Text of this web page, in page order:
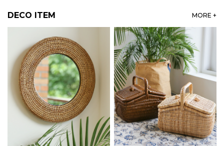
DECO ITEM MORE +